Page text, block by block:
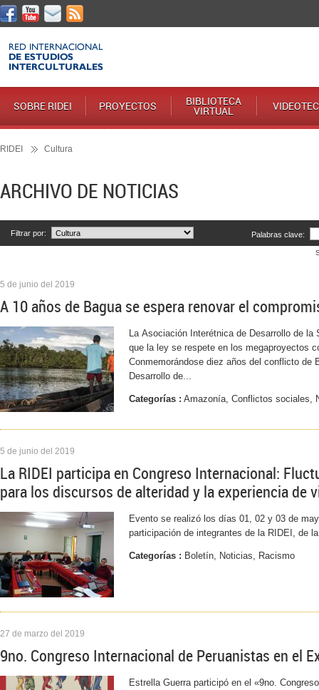
SOBRE RIDEI PROYECTOS BIBLIOTECA
VIRTUAL
RIDEI Cultura
ARCHIVO DE NOTICIAS
Filtrar por: Palabras clave:
5 de junio del 2019
A 10 años de Bagua se espera renovar el
La Asociación Interétnica de Desarrollo de
que la ley se respete en los megaproyectos
Conmemorándose diez años del conflicto de
Desarrollo de...
Categorías : Amazonía, Conflictos sociales,
5 de junio del 2019
La RIDEI participa en Congreso Internacional:
para los discursos de alteridad y la experiencia de
Evento se realizó los días 01, 02 y 03 de
participación de integrantes de la RIDEI, de
Categorías : Boletín, Noticias, Racismo
27 de marzo del 2019
9no. Congreso Internacional de Peruanistas en el
Estrella Guerra participó en el «9no.